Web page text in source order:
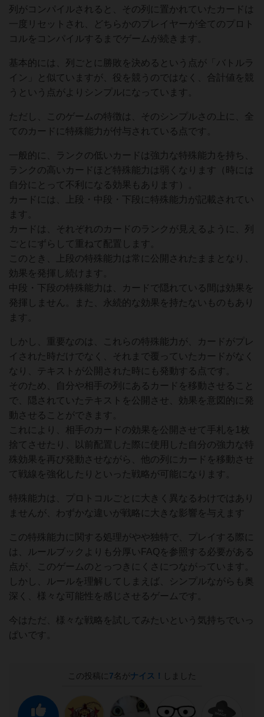
列がコンパイルされると、その列に置かれていたカードは
一度リセットされ、どちらかのプレイヤーが全てのプロト
コルをコンパイルするまでゲームが続きます。
基本的には、列ごとに勝敗を決めるという点が「バトルラ
イン」と似ていますが、役を競うのではなく、合計値を競
うという点がよりシンプルになっています。
ただし、このゲームの特徴は、そのシンプルさの上に、全
てのカードに特殊能力が付与されている点です。
一般的に、ランクの低いカードは強力な特殊能力を持ち、
ランクの高いカードほど特殊能力は弱くなります（時には
自分にとって不利になる効果もあります）。
カードには、上段・中段・下段に特殊能力が記載されてい
ます。
カードは、それぞれのカードのランクが見えるように、列
ごとにずらして重ねて配置します。
このとき、上段の特殊能力は常に公開されたままとなり、
効果を発揮し続けます。
中段・下段の特殊能力は、カードで隠れている間は効果を
発揮しません。また、永続的な効果を持たないものもあり
ます。
しかし、重要なのは、これらの特殊能力が、カードがプレ
イされた時だけでなく、それまで覆っていたカードがなく
なり、テキストが公開された時にも発動する点です。
そのため、自分や相手の列にあるカードを移動させること
で、隠されていたテキストを公開させ、効果を意図的に発
動させることができます。
これにより、相手のカードの効果を公開させて手札を1枚
捨てさせたり、以前配置した際に使用した自分の強力な特
殊効果を再び発動させながら、他の列にカードを移動させ
て戦線を強化したりといった戦略が可能になります。
特殊能力は、プロトコルごとに大きく異なるわけではあり
ませんが、わずかな違いが戦略に大きな影響を与えます
この特殊能力に関する処理がやや独特で、プレイする際に
は、ルールブックよりも分厚いFAQを参照する必要がある
点が、このゲームのとっつきにくさにつながっています。
しかし、ルールを理解してしまえば、シンプルながらも奥
深く、様々な可能性を感じさせるゲームです。
今はただ、様々な戦略を試してみたいという気持ちでいっ
ぱいです。
この投稿に 7名がナイス！ しました